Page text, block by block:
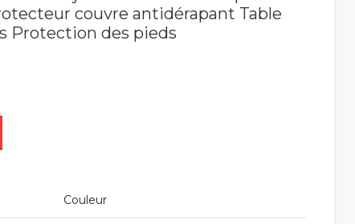
couvre antidérapant Table
Protection des pieds
Couleur